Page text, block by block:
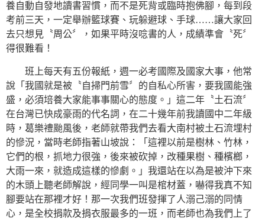
養自動自發地讀書習慣，而不是死背或臨時抱佛腳，每到段
考前三天，一定舉辦籃球賽、玩躲避球、手球……讓大家回
去只想見〝周公〞，如果平時沒唸書的人，成績準會〝死〞
得很難看！
班上每天有五份報紙，週一必考國際及國家大事，他常
說「我國就是被〝自掃門前雪〞的自私心所害，要我國能強
盛，必須培養大家能事事關心的態度。」這二年〝土石流〞
在台灣已快成豪雨的代名詞，在二十幾年前我讀國中二年級
時，葛樂禮颱風後，老師就帶我們去看大南村被土石流埋村
的慘況，當時老師指著山坡說：「這裡以前是樹林、竹林，
它們的根，抓地力很強，後來被砍掉，改種果樹、種檳榔，
大雨一來，就造成這樣的慘劇。」我還站在以為是被沖下來
的木頭上聽老師解說，經同學一叫是棺材蓋，嚇得我真不知
腳要站在那裡才好！那一次我們班發揮了人溺己溺的同情
心，是全校捐款及捐衣服最多的一班，而老師也為我們上了